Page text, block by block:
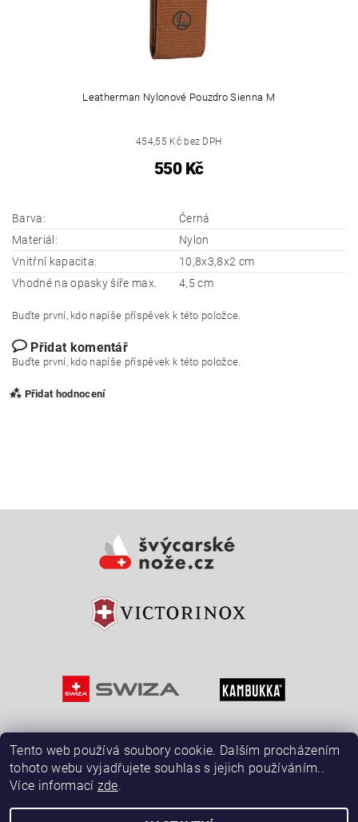
Leatherman Nylonové Pouzdro Sienna M
454,55 Kč bez DPH
550 Kč
Barva:
Černá
Materiál:
Nylon
Vnitřní kapacita:
10,8x3,8x2 cm
Vhodné na opasky šíře max.
4,5 cm
Buďte první, kdo napíše příspěvek k této položce.
Přidat komentář
Buďte první, kdo napíše příspěvek k této položce.
Přidat hodnocení
Tento web používá soubory cookie. Dalším procházením
tohoto webu vyjadřujete souhlas s jejich používáním..
Více informací zde.